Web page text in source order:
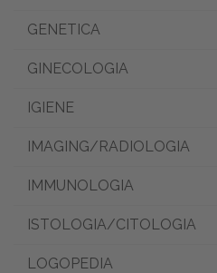
GENETICA
GINECOLOGIA
IGIENE
IMAGING/RADIOLOGIA
IMMUNOLOGIA
ISTOLOGIA/CITOLOGIA
LOGOPEDIA